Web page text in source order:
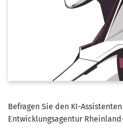
Befragen Sie den KI-
Entwicklungsagentur